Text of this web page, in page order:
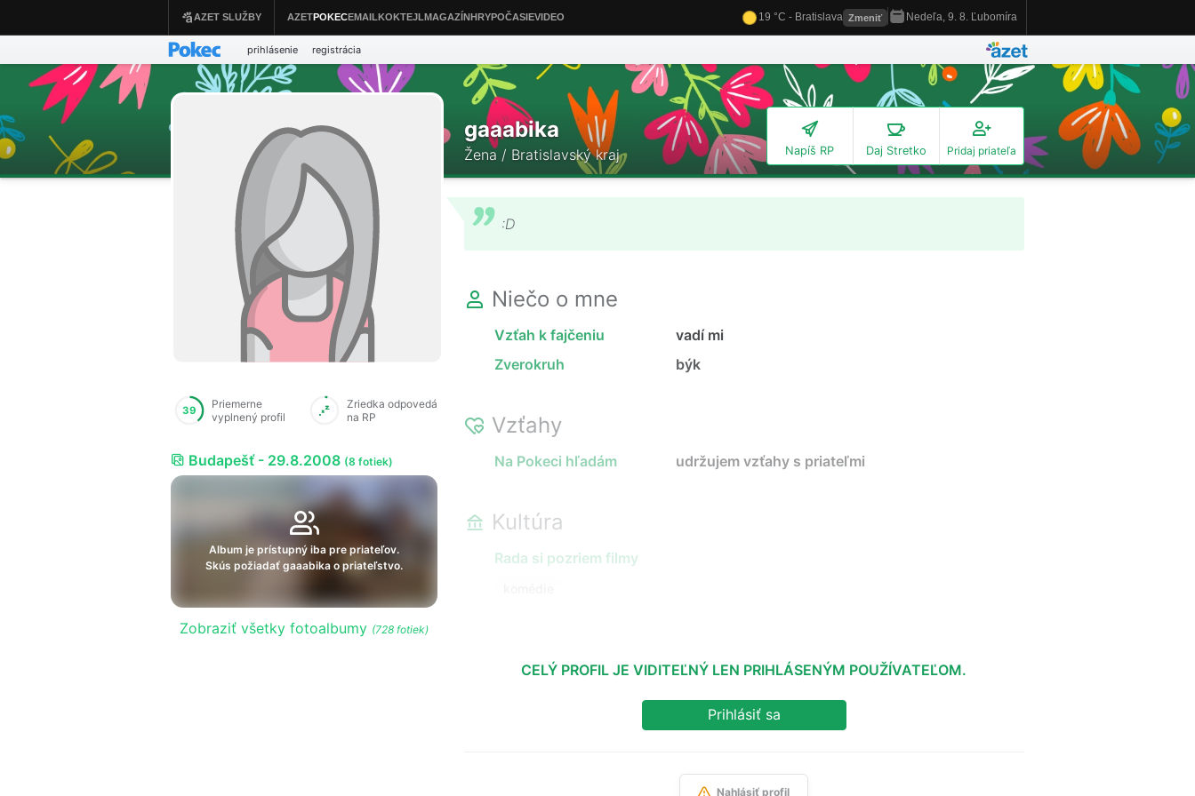
gaaabika
Žena / Bratislavský kraj Napíš RP Daj Stretko Pridaj priateľa
39
Priemerne
vyplnený profil
Zriedka odpovedá
na RP
Budapešť - 29.8.2008 (8 fotiek)
Album je prístupný iba pre priateľov.
Skús požiadať gaaabika o priateľstvo.
Zobraziť všetky fotoalbumy (728 fotiek)
:D
Niečo o mne
Vzťah k fajčeniu
vadí mi
Zverokruh
býk
Vzťahy
Na Pokeci hľadám udržujem vzťahy s priateľmi
Kultúra
Rada si pozriem filmy
CELÝ PROFIL JE VIDITEĽNÝ LEN PRIHLÁSENÝM POUŽÍVATEĽOM.
Prihlásiť sa
Nahlásiť profil
prihlásenie registrácia